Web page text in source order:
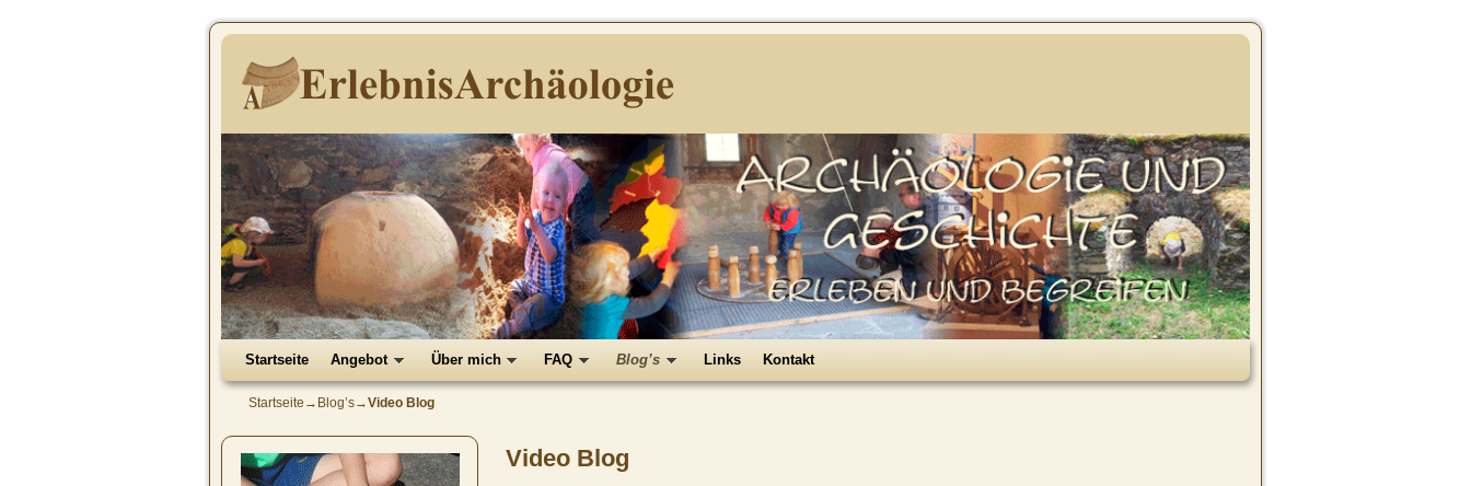
ErlebnisArchäologie
Archäologie und Geschichte erleben und begreifen
Startseite Angebot Über mich FAQ Blog’s Links Kontakt
Startseite → Blog’s→Video Blog
Video Blog